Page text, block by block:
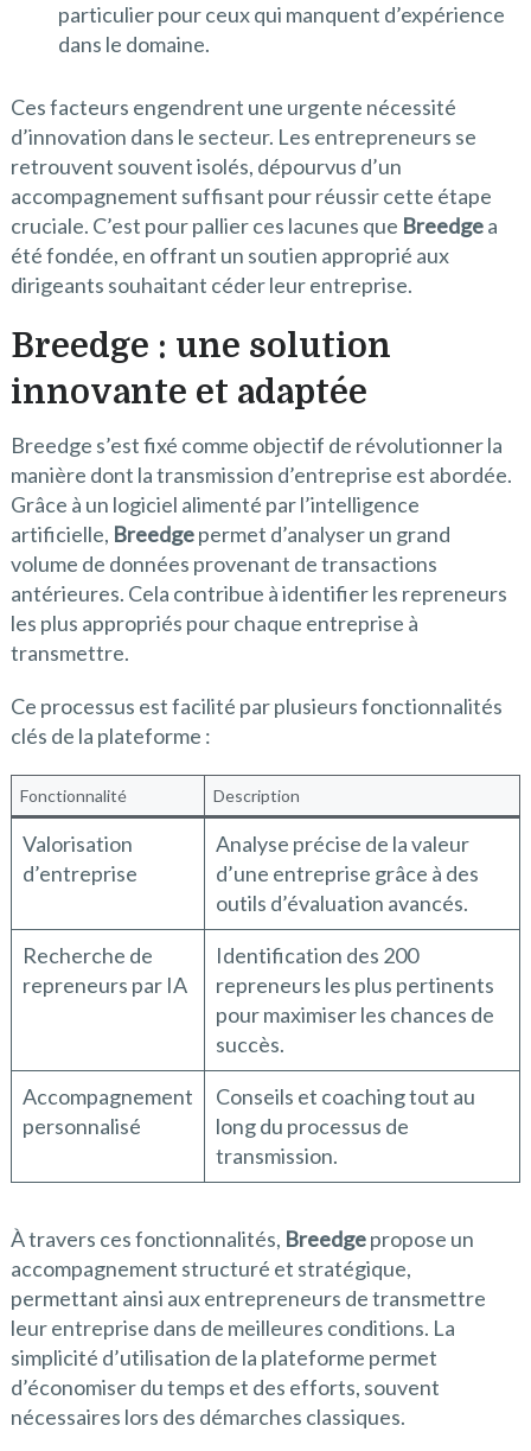
particulier pour ceux qui manquent d’expérience
dans le domaine.
Ces facteurs engendrent une urgente nécessité
d’innovation dans le secteur. Les entrepreneurs se
retrouvent souvent isolés, dépourvus d’un
accompagnement suffisant pour réussir cette étape
cruciale. C’est pour pallier ces lacunes que Breedgea
été fondée, en offrant un soutien approprié aux
dirigeants souhaitant céder leur entreprise.
Breedge : une solution
innovante et adaptée
Breedge s’est fixé comme objectif de révolutionner la
manière dont la transmission d’entreprise est abordée.
Grâce à un logiciel alimenté par l’intelligence
artificielle, Breedgepermet d’analyser un grand
volume de données provenant de transactions
antérieures. Cela contribue à identifier les repreneurs
les plus appropriés pour chaque entreprise à
transmettre.
Ce processus est facilité par plusieurs fonctionnalités
clés de la plateforme :
Fonctionnalité Description
Valorisation
d’entreprise
Analyse précise de la valeur
d’une entreprise grâce à des
outils d’évaluation avancés.
Recherche de
repreneurs par IA
Identification des 200
repreneurs les plus pertinents
pour maximiser les chances de
succès.
Accompagnement
personnalisé
Conseils et coaching tout au
long du processus de
transmission.
À travers ces fonctionnalités, Breedgepropose un
accompagnement structuré et stratégique,
permettant ainsi aux entrepreneurs de transmettre
leur entreprise dans de meilleures conditions. La
simplicité d’utilisation de la plateforme permet
d’économiser du temps et des efforts, souvent
nécessaires lors des démarches classiques.